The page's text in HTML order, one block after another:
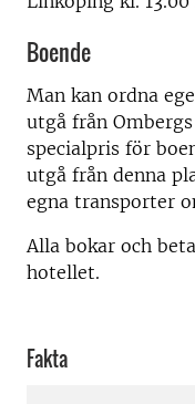
Boende
Man kan ordna
utgå från
specialpris för
utgå från denna
egna transporter
Alla bokar och
hotellet.
Fakta